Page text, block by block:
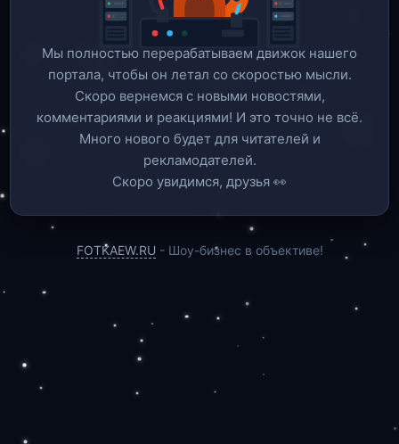
Мы полностью перерабатываем движок нашего
портала, чтобы он летал со скоростью мысли.
Скоро вернемся c новыми новостями,
комментариями и реакциями! И это точно не всё.
Много нового будет для читателей и
рекламодателей.
Скоро увидимся, друзья 👀
FOTKAEW.RU - Шоу-бизнес в объективе!